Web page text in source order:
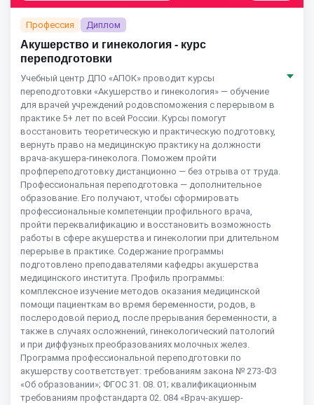
Профессия Диплом
Акушерство и гинекология - курс
переподготовки
Учебный центр ДПО «АПОК» проводит курсы
переподготовки «Акушерство и гинекология» — обучение
для врачей учреждений родовспоможения с перерывом в
практике 5+ лет по всей России. Курсы помогут
восстановить теоретическую и практическую подготовку,
вернуть право на медицинскую практику на должности
врача-акушера-гинеколога. Поможем пройти
профпереподготовку дистанционно — без отрыва от труда.
Профессиональная переподготовка — дополнительное
образование. Его получают, чтобы сформировать
профессиональные компетенции профильного врача,
пройти переквалификацию и восстановить возможность
работы в сфере акушерства и гинекологии при длительном
перерыве в практике. Содержание программы
подготовлено преподавателями кафедры акушерства
медицинского института. Профиль программы:
комплексное изучение методов оказания медицинской
помощи пациенткам во время беременности, родов, в
послеродовой период, после прерывания беременности, а
также в случаях осложнений, гинекологический патологий
и при диффузных преобразованиях молочных желез.
Программа профессиональной переподготовки по
акушерству соответствует: требованиям закона № 273-ФЗ
«Об образовании»; ФГОС 31. 08. 01; квалификационным
требованиям профстандарта 02. 084 «Врач-акушер-